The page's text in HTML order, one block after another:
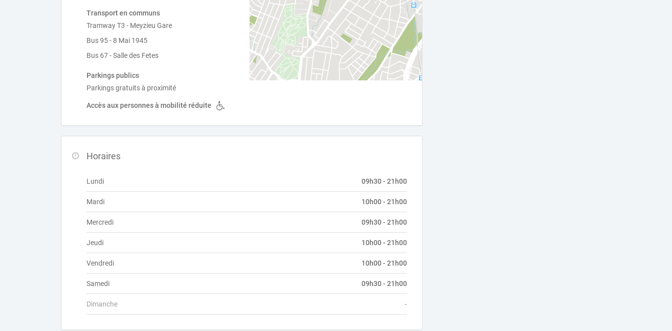
Transport en communs
Tramway T3 - Meyzieu Gare
Bus 95 - 8 Mai 1945
Bus 67 - Salle des Fetes
Parkings publics
Parkings gratuits à proximité
Accès aux personnes à mobilité réduite
Horaires
Lundi 09h30 - 21h00
Mardi 10h00 - 21h00
Mercredi 09h30 - 21h00
Jeudi 10h00 - 21h00
Vendredi 10h00 - 21h00
Samedi 09h30 - 21h00
Dimanche -